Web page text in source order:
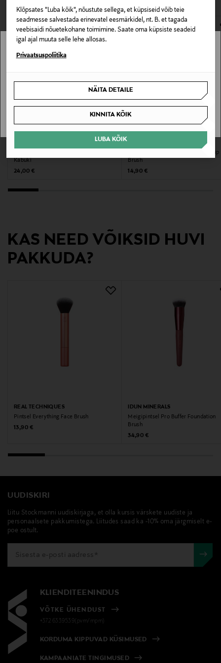
Klõpsates "Luba kõik", nõustute sellega, et küpsiseid võib teie
seadmesse salvestada erinevatel eesmärkidel, nt. B. et tagada
veebisaidi nõuetekohane toimimine. Saate oma küpsiste seadeid
igal ajal muuta selle lehe allosas.
Privaatsuspoliitika
NÄITA DETAILE
KINNITA KÕIK
LUBA KÕIK
meigikogemuse. Käepide on valmistatud 100%
taaskasutatud plastist ja alumiiniumist.
Eriomadused
Meigipintsel Pro Soft Kabuki Brush
Nahatüüp
Värv
8021
Tootja
Tootja aadress
E-POE TAGASTUSED
Kabuki
Original Price
24,00 €
Meigipintsel Pro Precision Eye & Lip
Brush
Original Price
14,90 €
KAS NEED VÕIKSID HUVI
PAKKUDA?
REAL TECHNIQUES
Pintsel Everything Face Brush
Original Price
13,90 €
IDUN MINERALS
Meigipintsel Pro Buffer Foundation
Brush
Original Price
34,90 €
UUDISKIRI
Liitu Stockmanni uudiskirjaga, et olla kursis värskete uudiste ja
personaalsete pakkumistega. Liitudes saad ka -10% oma järgmiselt e-
poe ostult.
KLIENDITEENINDUS
VÕTKE ÜHENDUST
+372 6339539(pvm/mpm)
KORDUMA KIPPUVAD KÜSIMUSED
KAMPAANIATE TINGIMUSED
Stockmann pole Sinu riigis saadaval.
SAAN ARU